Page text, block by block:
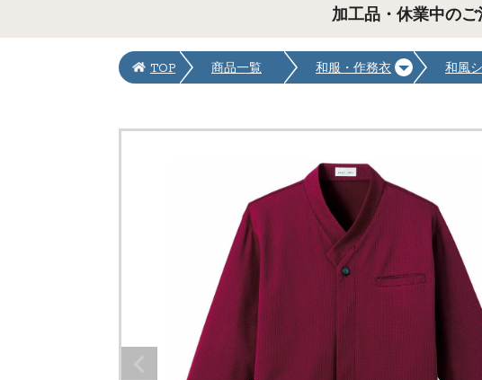
加工品・休業中の
TOP 商品一覧 和服・作務衣 和風